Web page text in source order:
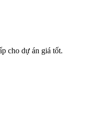
cho dự án giá tốt.